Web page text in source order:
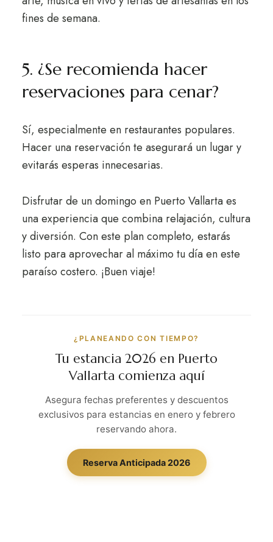
fines de semana.
5. ¿Se recomienda hacer
reservaciones para cenar?
Sí, especialmente en restaurantes populares.
Hacer una reservación te asegurará un lugar y
evitarás esperas innecesarias.
Disfrutar de un domingo en Puerto Vallarta es
una experiencia que combina relajación, cultura
y diversión. Con este plan completo, estarás
listo para aprovechar al máximo tu día en este
paraíso costero. ¡Buen viaje!
¿PLANEANDO CON TIEMPO?
Tu estancia 2026 en Puerto
Vallarta comienza aquí
Asegura fechas preferentes y descuentos
exclusivos para estancias en enero y febrero
reservando ahora.
Reserva Anticipada 2026